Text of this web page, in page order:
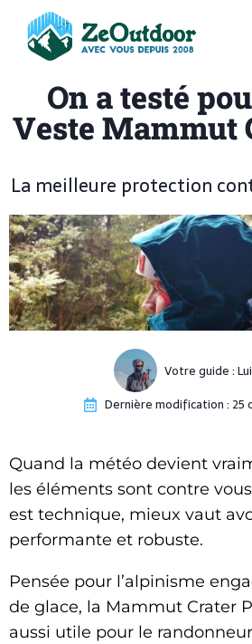
On a testé
Veste Mammut
La meilleure protection
Votre guide :
Dernière modification : 25
Quand la météo devient
les éléments sont contre
est technique, mieux vaut
performante et robuste.
Pensée pour l’alpinisme
de glace, la Mammut Crater
aussi utile pour le